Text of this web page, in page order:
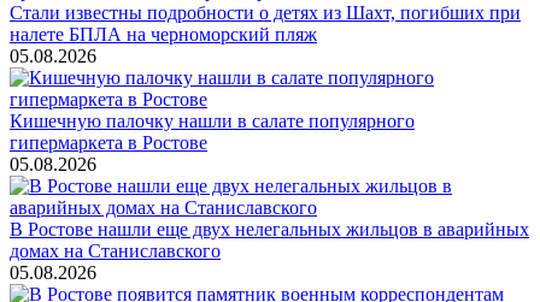
Стали известны подробности о детях из Шахт, погибших при
налете БПЛА на черноморский пляж
05.08.2026
Кишечную палочку нашли в салате популярного
гипермаркета в Ростове
05.08.2026
В Ростове нашли еще двух нелегальных жильцов в аварийных
домах на Станиславского
05.08.2026